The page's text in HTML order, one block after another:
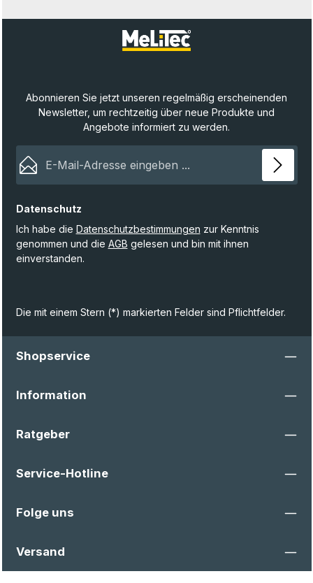
Abonnieren Sie jetzt unseren regelmäßig erscheinenden
Newsletter, um rechtzeitig über neue Produkte und
Angebote informiert zu werden.
Datenschutz
Ich habe die Datenschutzbestimmungen zur Kenntnis
genommen und die AGB gelesen und bin mit ihnen
einverstanden.
Die mit einem Stern (*) markierten Felder sind Pflichtfelder.
Shopservice
Information
Ratgeber
Service-Hotline
Folge uns
Versand